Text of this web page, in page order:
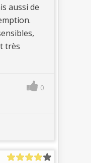
aussi de
très
0